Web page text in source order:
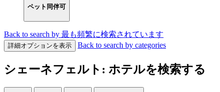
ペット同伴可
Back to search by 最も頻繁に検索されています
詳細オプションを表示 Back to search by categories
シェーネフェルト: ホテルを検索する